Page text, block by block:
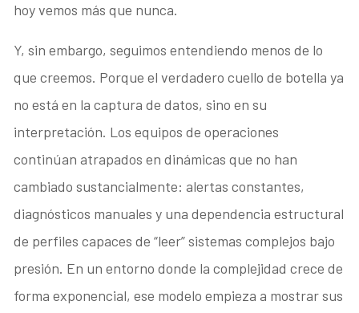
hoy vemos más que nunca.
Y, sin embargo, seguimos entendiendo menos de lo
que creemos. Porque el verdadero cuello de botella ya
no está en la captura de datos, sino en su
interpretación. Los equipos de operaciones
continúan atrapados en dinámicas que no han
cambiado sustancialmente: alertas constantes,
diagnósticos manuales y una dependencia estructural
de perfiles capaces de “leer” sistemas complejos bajo
presión. En un entorno donde la complejidad crece de
forma exponencial, ese modelo empieza a mostrar sus